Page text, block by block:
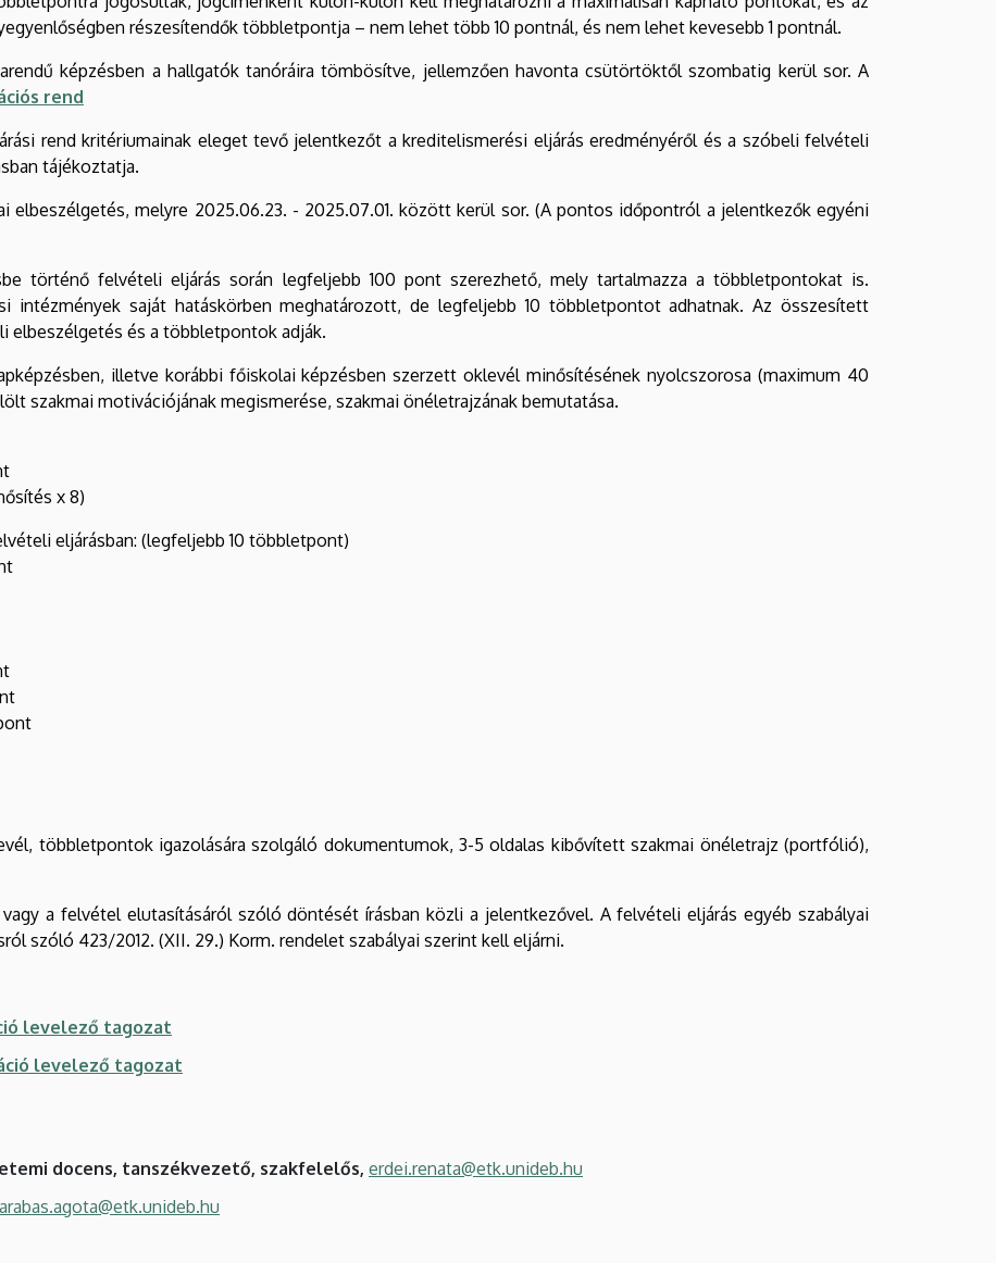
részesítendők többletpontja – nem lehet több 10 pontnál, és nem lehet kevesebb 1 pontnál.
képzésben a hallgatók tanóráira tömbösítve, jellemzően havonta csütörtöktől szombatig kerül sor. A
rend
rend kritériumainak eleget tevő jelentkezőt a kreditelismerési eljárás eredményéről és a szóbeli felvételi
tájékoztatja.
elbeszélgetés, melyre 2025.06.23. - 2025.07.01. között kerül sor. (A pontos időpontról a jelentkezők egyéni
történő felvételi eljárás során legfeljebb 100 pont szerezhető, mely tartalmazza a többletpontokat is.
intézmények saját hatáskörben meghatározott, de legfeljebb 10 többletpontot adhatnak. Az összesített
elbeszélgetés és a többletpontok adják.
illetve korábbi főiskolai képzésben szerzett oklevél minősítésének nyolcszorosa (maximum 40
szakmai motivációjának megismerése, szakmai önéletrajzának bemutatása.
x 8)
eljárásban: (legfeljebb 10 többletpont)
többletpontok igazolására szolgáló dokumentumok, 3-5 oldalas kibővített szakmai önéletrajz (portfólió),
a felvétel elutasításáról szóló döntését írásban közli a jelentkezővel. A felvételi eljárás egyéb szabályai
szóló 423/2012. (XII. 29.) Korm. rendelet szabályai szerint kell eljárni.
levelező tagozat
levelező tagozat
docens, tanszékvezető, szakfelelős, erdei.renata@etk.unideb.hu